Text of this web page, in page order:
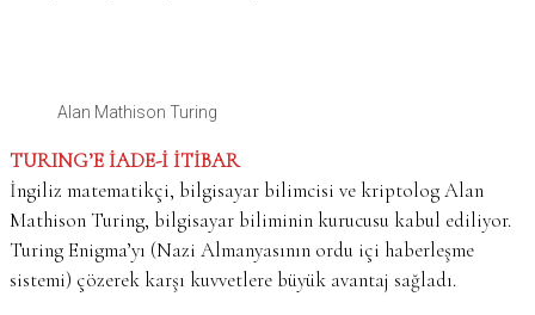
Alan Mathison Turing
TURING’E İADE-İ İTİBAR
İngiliz matematikçi, bilgisayar bilimcisi ve kriptolog Alan
Mathison Turing, bilgisayar biliminin kurucusu kabul ediliyor.
Turing Enigma’yı (Nazi Almanyasının ordu içi haberleşme
sistemi) çözerek karşı kuvvetlere büyük avantaj sağladı.